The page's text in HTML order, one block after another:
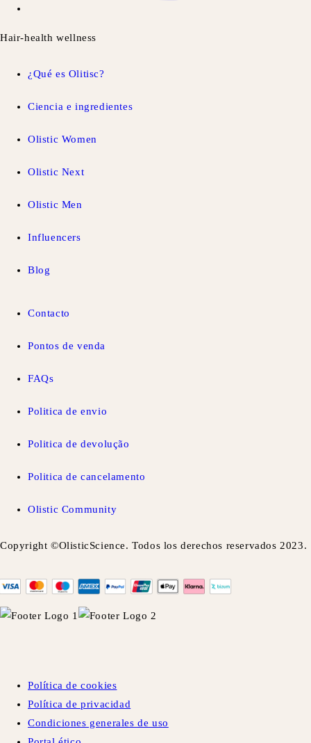
Hair-health wellness
¿Qué es Olitisc?
Ciencia e ingredientes
Olistic Women
Olistic Next
Olistic Men
Influencers
Blog
Contacto
Pontos de venda
FAQs
Politica de envio
Politica de devolução
Politica de cancelamento
Olistic Community
Copyright ©OlisticScience. Todos los derechos reservados 2023.
Política de cookies
Política de privacidad
Condiciones generales de uso